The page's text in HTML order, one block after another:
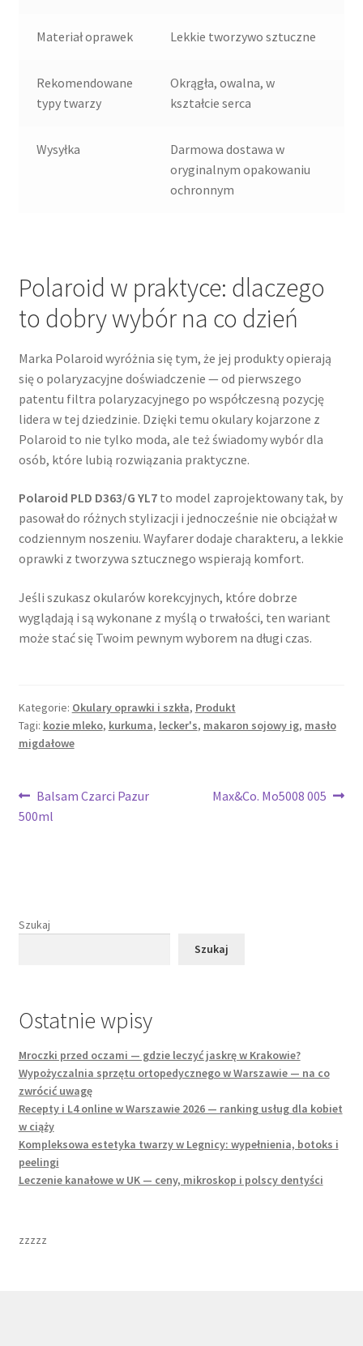
Materiał oprawek Lekkie tworzywo sztuczne
Rekomendowane
typy twarzy
Okrągła, owalna, w
kształcie serca
Wysyłka
Darmowa dostawa w
oryginalnym opakowaniu
ochronnym
Polaroid w praktyce: dlaczego
to dobry wybór na co dzień
Marka Polaroid wyróżnia się tym, że jej produkty opierają
się o polaryzacyjne doświadczenie — od pierwszego
patentu filtra polaryzacyjnego po współczesną pozycję
lidera w tej dziedzinie. Dzięki temu okulary kojarzone z
Polaroid to nie tylko moda, ale też świadomy wybór dla
osób, które lubią rozwiązania praktyczne.
Polaroid PLD D363/G YL7to model zaprojektowany tak, by
pasował do różnych stylizacji i jednocześnie nie obciążał w
codziennym noszeniu. Wayfarer dodaje charakteru, a lekkie
oprawki z tworzywa sztucznego wspierają komfort.
Jeśli szukasz okularów korekcyjnych, które dobrze
wyglądają i są wykonane z myślą o trwałości, ten wariant
może stać się Twoim pewnym wyborem na długi czas.
Kategorie: Okulary oprawki i szkła, Produkt
Tagi: kozie mleko, kurkuma, lecker's, makaron sojowy ig, masło
migdałowe
Nawigacja
wpisu
Poprzedni
wpis:
Balsam Czarci Pazur
500ml
Następny
Max&Co. Mo5008 005
Szukaj
Szukaj
Ostatnie wpisy
Mroczki przed oczami — gdzie leczyć jaskrę w Krakowie?
Wypożyczalnia sprzętu ortopedycznego w Warszawie — na co
zwrócić uwagę
Recepty i L4 online w Warszawie 2026 — ranking usług dla kobiet
w ciąży
Kompleksowa estetyka twarzy w Legnicy: wypełnienia, botoks i
peelingi
Leczenie kanałowe w UK — ceny, mikroskop i polscy dentyści
zzzzz